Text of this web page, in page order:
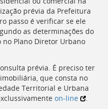
prévia da Prefeitura
passo é verificar se ele
as determinações do
Plano Diretor Urbano
prévia. É preciso ter
que consta no
Territorial e Urbana
on-line